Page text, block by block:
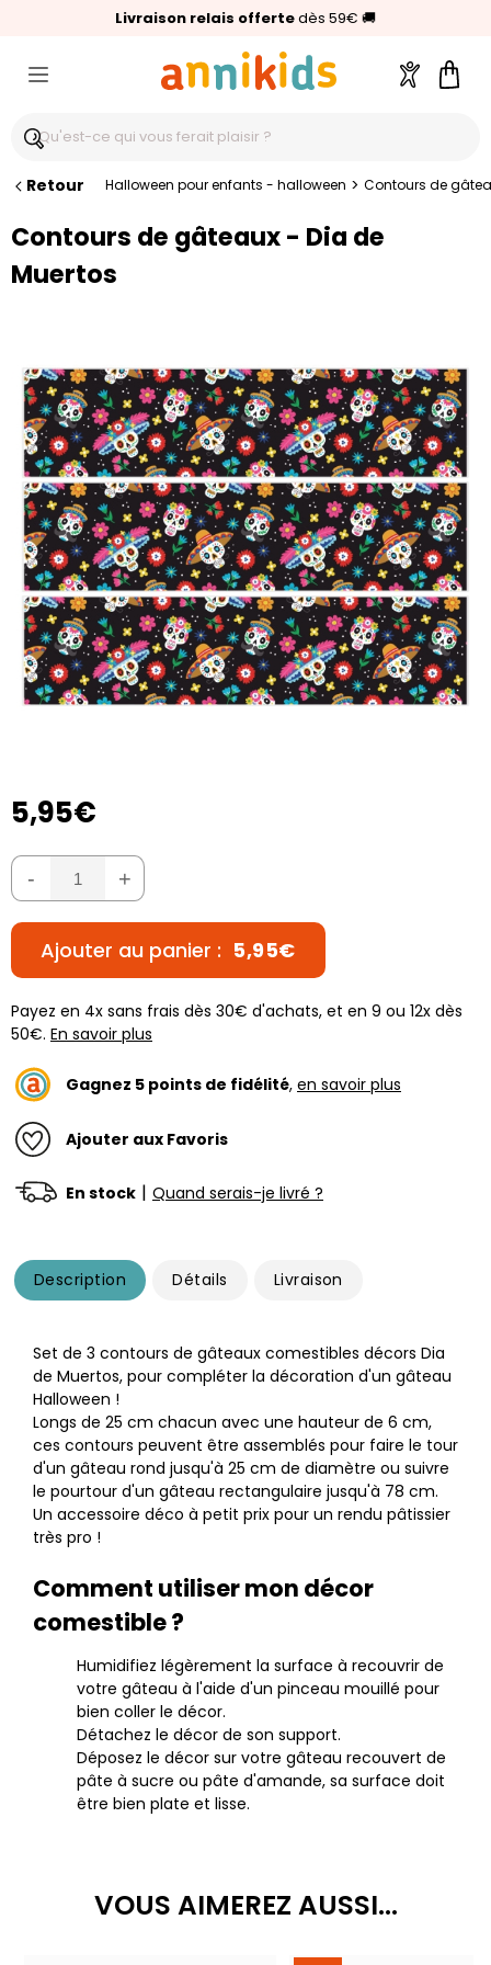
Livraison relais offertedès 59€ 🚚
🥇Palmarès Capital 2025 :Annikids N°1
⭐⭐⭐⭐⭐4,6/5(24 000 avis clients)
Compte
Retour Halloween pour enfants - halloween > Contours de
Contours de gâteaux - Dia de
Muertos
5,95€
- +
Ajouter au panier : 5,95€
Payez en 4x sans frais dès 30€ d'achats, et en 9 ou 12x dès
50€. En savoir plus
Gagnez 5 points de fidélité, en savoir plus
Ajouter aux Favoris
En stock | Quand serais-je livré ?
Description Détails Livraison
Set de 3 contours de gâteaux comestibles décors Dia
de Muertos, pour compléter la décoration d'un gâteau
Halloween !
Longs de 25 cm chacun avec une hauteur de 6 cm,
ces contours peuvent être assemblés pour faire le tour
d'un gâteau rond jusqu'à 25 cm de diamètre ou suivre
le pourtour d'un gâteau rectangulaire jusqu'à 78 cm.
Un accessoire déco à petit prix pour un rendu pâtissier
très pro !
Comment utiliser mon décor
comestible ?
Humidifiez légèrement la surface à recouvrir de
votre gâteau à l'aide d'un pinceau mouillé pour
bien coller le décor.
Détachez le décor de son support.
Déposez le décor sur votre gâteau recouvert de
pâte à sucre ou pâte d'amande, sa surface doit
être bien plate et lisse.
VOUS AIMEREZ AUSSI...